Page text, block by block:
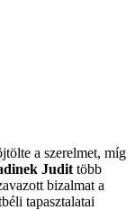
a szerelmet, míg
Judit több
bizalmat a
tapasztalatai